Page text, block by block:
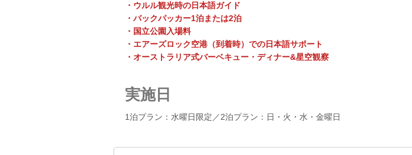
・ウルル観光時の日本語ガイド
・バックパッカー1泊または2泊
・国立公園入場料
・エアーズロック空港（到着時）での日本語サポート
・オーストラリア式バーベキュー・ディナー&星空観察
実施日
1泊プラン：水曜日限定／2泊プラン：日・火・水・金曜日